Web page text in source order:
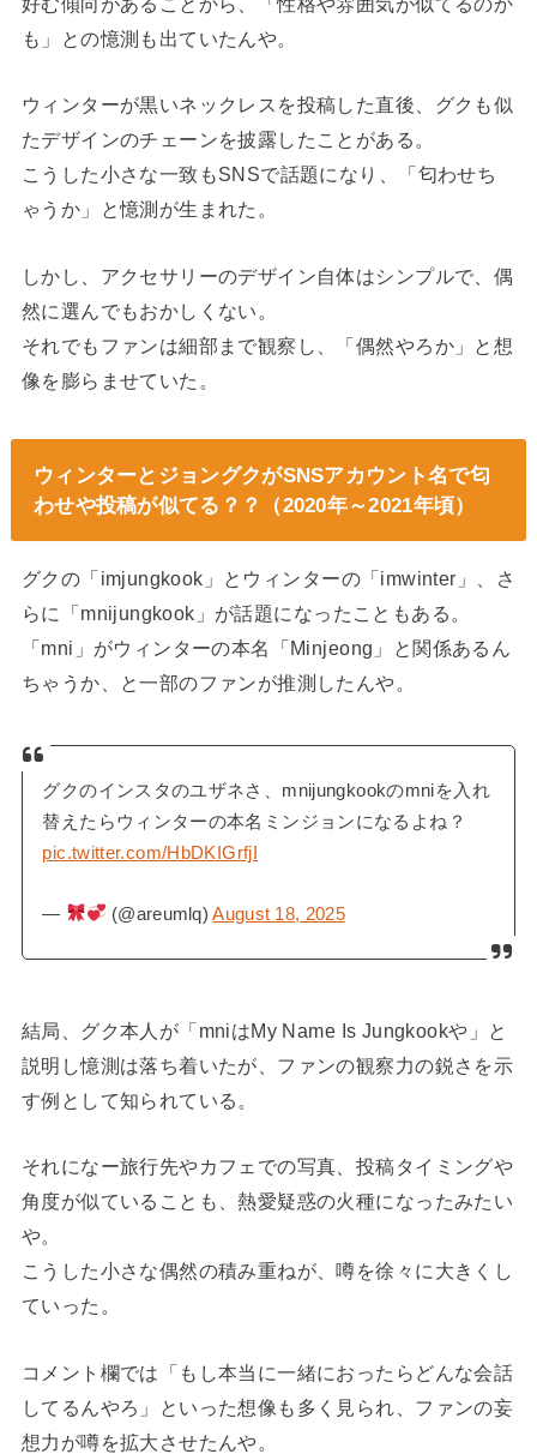
も」との憶測も出ていたんや。
ウィンターが黒いネックレスを投稿した直後、グクも似
たデザインのチェーンを披露したことがある。
こうした小さな一致もSNSで話題になり、「匂わせち
ゃうか」と憶測が生まれた。
しかし、アクセサリーのデザイン自体はシンプルで、偶
然に選んでもおかしくない。
それでもファンは細部まで観察し、「偶然やろか」と想
像を膨らませていた。
ウィンターとジョングクがSNSアカウント名で匂
わせや投稿が似てる？？（2020年～2021年頃）
グクの「imjungkook」とウィンターの「imwinter」、さ
らに「mnijungkook」が話題になったこともある。
「mni」がウィンターの本名「Minjeong」と関係あるん
ちゃうか、と一部のファンが推測したんや。
グクのインスタのユザネさ、mnijungkookのmniを入れ
替えたらウィンターの本名ミンジョンになるよね？
pic.twitter.com/HbDKIGrfjI
— (@areumlq)August 18, 2025
結局、グク本人が「mniはMy Name Is Jungkookや」と
説明し憶測は落ち着いたが、ファンの観察力の鋭さを示
す例として知られている。
それになー旅行先やカフェでの写真、投稿タイミングや
角度が似ていることも、熱愛疑惑の火種になったみたい
や。
こうした小さな偶然の積み重ねが、噂を徐々に大きくし
ていった。
コメント欄では「もし本当に一緒におったらどんな会話
してるんやろ」といった想像も多く見られ、ファンの妄
想力が噂を拡大させたんや。